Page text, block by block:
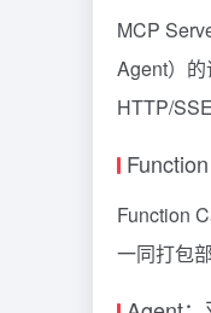
MCP
Agent）
HTTP/
Function
一同打包